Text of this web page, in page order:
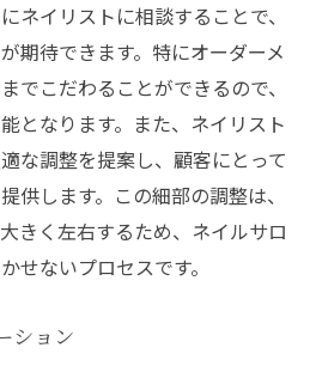
ネイリストに相談することで、
期待できます。特にオーダーメ
でこだわることができるので、
となります。また、ネイリスト
な調整を提案し、顧客にとって
供します。この細部の調整は、
きく左右するため、ネイルサロ
せないプロセスです。
ション